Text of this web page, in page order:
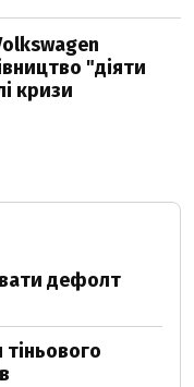
"діяти
кризи
дефолт
тіньового